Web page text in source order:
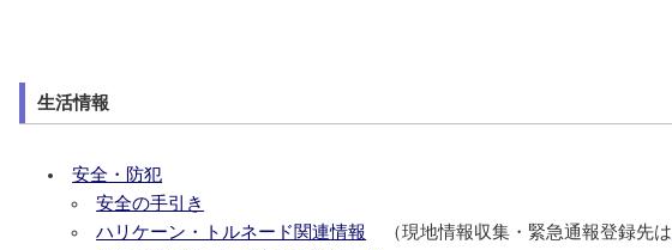
生活情報
安全・防犯
安全の手引き
ハリケーン・トルネード関連情報 （現地情報収集・緊急通報登録先は